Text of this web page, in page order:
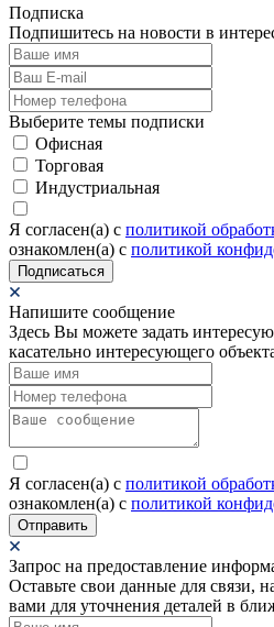
Подписка
Подпишитесь на новости в
Выберите темы подписки
Офисная
Торговая
Индустриальная
Я согласен(а) c политикой
ознакомлен(а) с политикой
Подписаться
Напишите сообщение
Здесь Вы можете задать
касательно интересующего
Я согласен(а) c политикой
ознакомлен(а) с политикой
Отправить
Запрос на предоставление
Оставьте свои данные для связи,
вами для уточнения деталей в